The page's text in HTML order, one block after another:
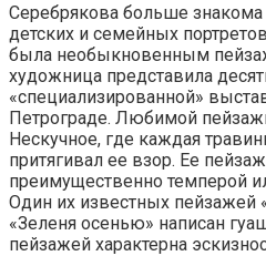
Серебрякова больше знакома
детских и семейных
была необыкновенным
художница представила
«специализированной»
Петрограде. Любимой
Нескучное, где каждая
притягивал ее взор. Ее
преимущественно темперой
Один их известных пейзажей
«Зеленя осенью» написан
пейзажей характерна